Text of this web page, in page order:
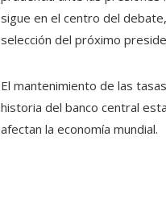
sigue en el centro del
selección del próximo
El mantenimiento de las
historia del banco central
afectan la economía mundial.